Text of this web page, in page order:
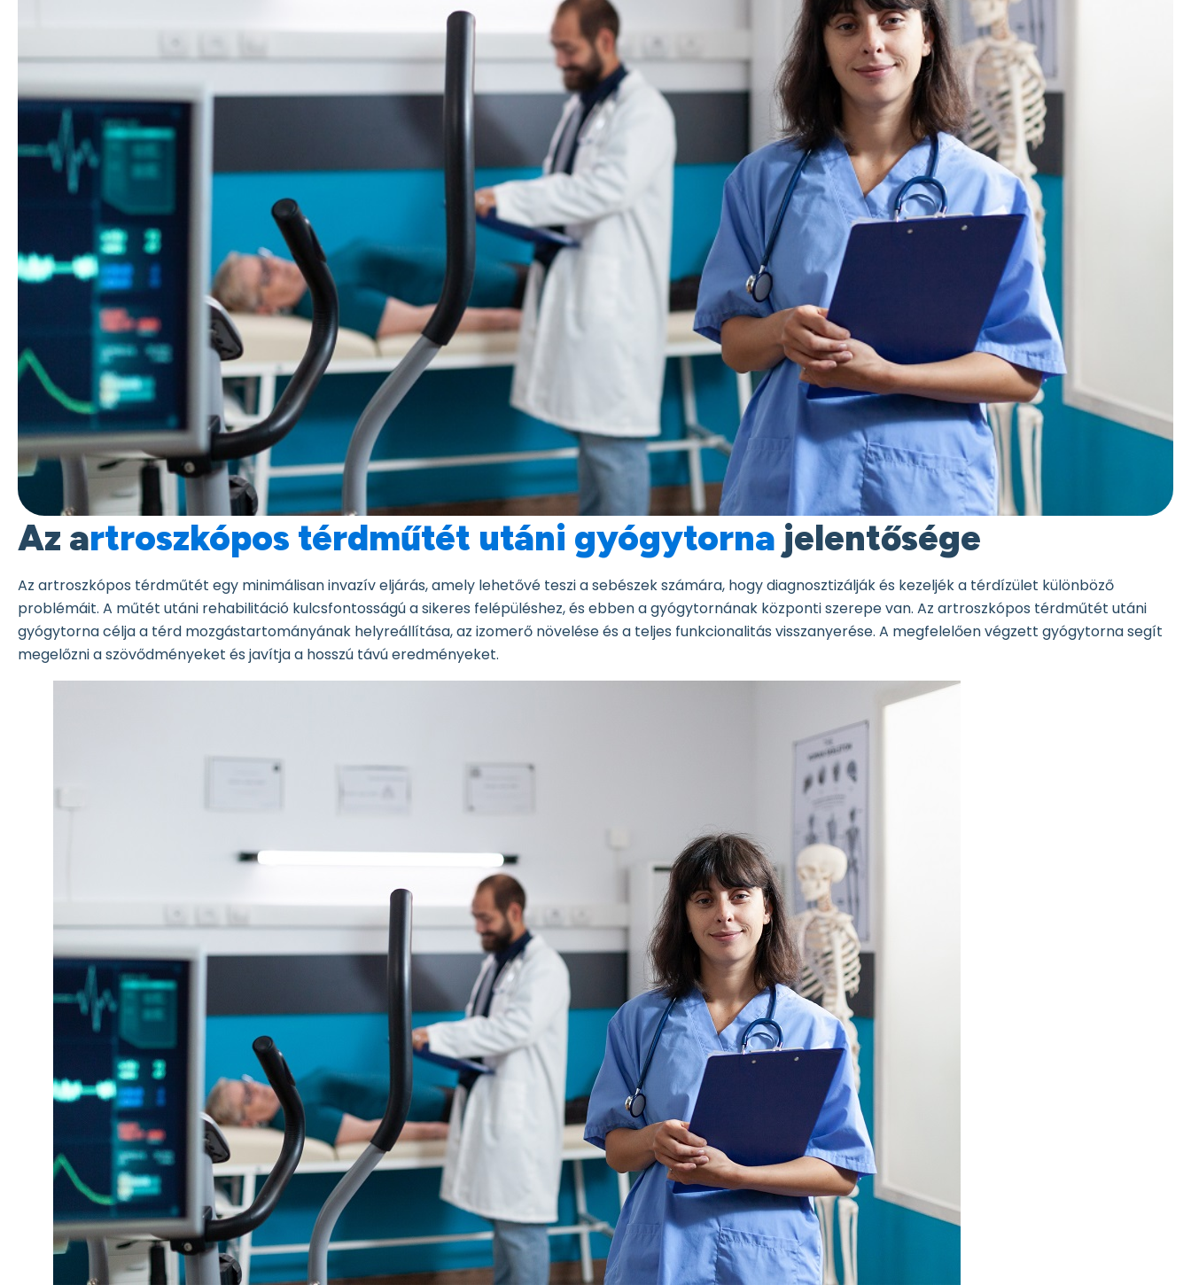
Az artroszkópos térdműtét utáni gyógytorna jelentősége
Az artroszkópos térdműtét egy minimálisan invazív eljárás, amely lehetővé teszi a sebészek számára, hogy diagnosztizálják és kezeljék a térdízület különböző
problémáit. A műtét utáni rehabilitáció kulcsfontosságú a sikeres felépüléshez, és ebben a gyógytornának központi szerepe van. Az artroszkópos térdműtét utáni
gyógytorna célja a térd mozgástartományának helyreállítása, az izomerő növelése és a teljes funkcionalitás visszanyerése. A megfelelően végzett gyógytorna segít
megelőzni a szövődményeket és javítja a hosszú távú eredményeket.